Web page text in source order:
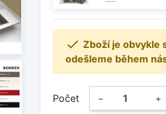
 Zboží je obvykle
odešleme během
Počet − +